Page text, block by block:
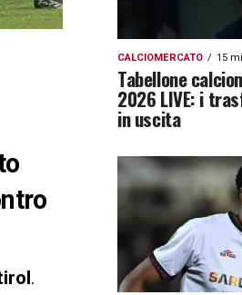
.
CALCIOMERCATO 15
Tabellone
2026 LIVE: i
in uscita